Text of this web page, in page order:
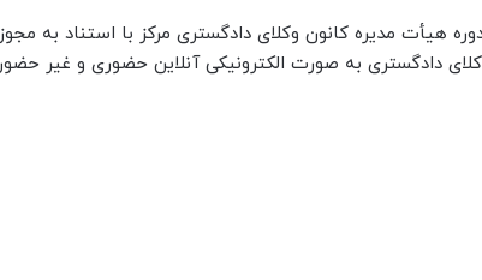
۳/۱۰ انتخابات سی و سومین دوره هیأت مدیره کانون وکلای دادگستری مرکز با استناد به
کانون وکلای دادگستری به صورت الکترونیکی آنلاین حضوری و غیر